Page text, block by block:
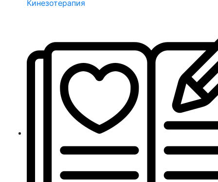
Кинезотерапия